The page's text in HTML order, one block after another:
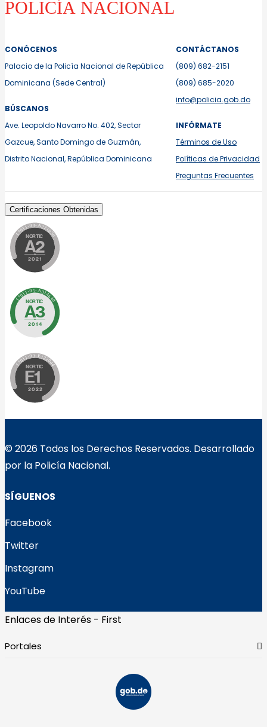
CONÓCENOS
Palacio de la Policía Nacional de República
Dominicana (Sede Central)
BÚSCANOS
Ave. Leopoldo Navarro No. 402, Sector
Gazcue, Santo Domingo de Guzmán,
Distrito Nacional, República Dominicana
CONTÁCTANOS
(809) 682-2151
(809) 685-2020
info@policia.gob.do
INFÓRMATE
Términos de Uso
Políticas de Privacidad
Preguntas Frecuentes
Certificaciones Obtenidas
© 2026 Todos los Derechos Reservados. Desarrollado
por la Policía Nacional.
SÍGUENOS
Facebook
Twitter
Instagram
YouTube
Enlaces de Interés - First
Portales